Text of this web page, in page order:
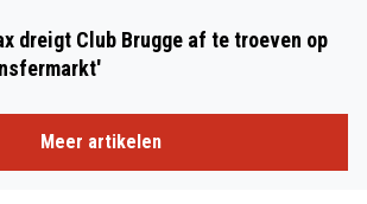
dreigt Club Brugge af te troeven op
Meer artikelen